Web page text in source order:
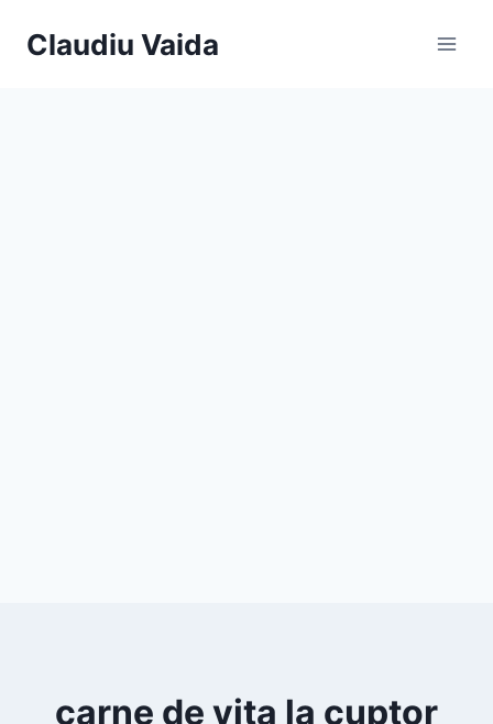
Claudiu Vaida
carne de vita la cuptor